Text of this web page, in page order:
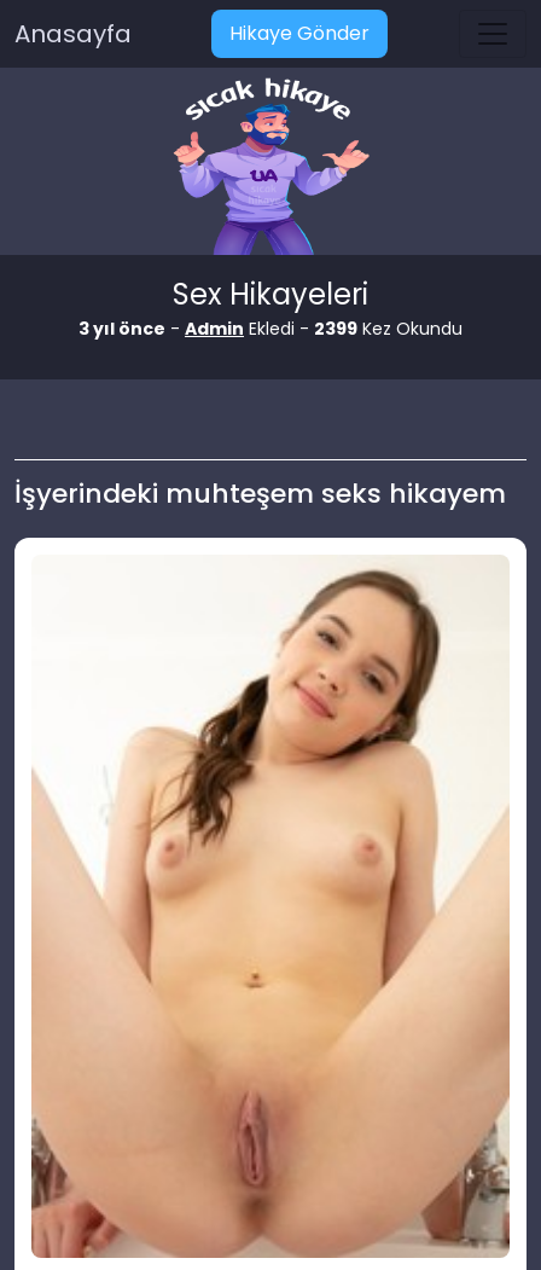
Anasayfa Hikaye Gönder
Sex Hikayeleri
3 yıl önce - Admin Ekledi - 2399 Kez Okundu
İşyerindeki muhteşem seks hikayem